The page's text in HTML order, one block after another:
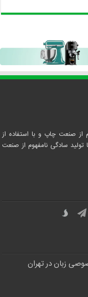
از صنعت چاپ و با استفاده از
سادگی نامفهوم از صنعت
زبان در تهران